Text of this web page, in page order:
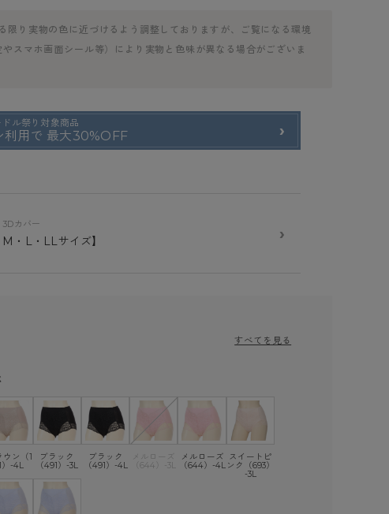
限り実物の色に近づけるよう調整しておりますが、ご覧になる環境
やスマホ画面シール等）により実物と色味が異なる場合がございま
ル祭り対象商品
利用で 最大30%OFF
3Dカバー
M・L・LLサイズ】 ›
すべてを見る
ウン（1
）-4L
ブラック
（491）-3L
ブラック
（491）-4L
メルローズ
（644）-3L
メルローズ
（644）-4L
スイートピ
ンク（693）
-3L